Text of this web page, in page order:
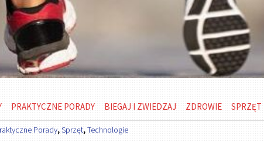
PRAKTYCZNE PORADY BIEGAJ I ZWIEDZAJ ZDROWIE SPRZĘT
Porady,Sprzęt,Technologie